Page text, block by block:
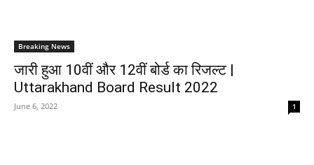
Breaking News
जारी हुआ 10वीं और 12वीं बोर्ड का रिजल्ट |
Uttarakhand Board Result 2022
June 6, 2022 1